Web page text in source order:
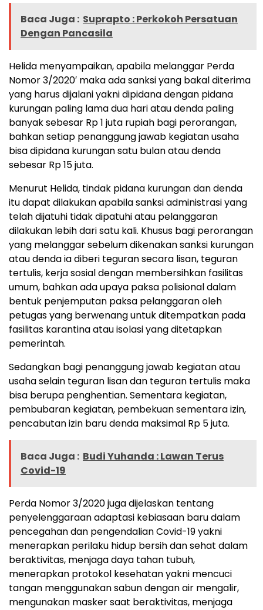
Baca Juga : Suprapto : Perkokoh Persatuan
Dengan Pancasila
Helida menyampaikan, apabila melanggar Perda
Nomor 3/2020′ maka ada sanksi yang bakal diterima
yang harus dijalani yakni dipidana dengan pidana
kurungan paling lama dua hari atau denda paling
banyak sebesar Rp 1 juta rupiah bagi perorangan,
bahkan setiap penanggung jawab kegiatan usaha
bisa dipidana kurungan satu bulan atau denda
sebesar Rp 15 juta.
Menurut Helida, tindak pidana kurungan dan denda
itu dapat dilakukan apabila sanksi administrasi yang
telah dijatuhi tidak dipatuhi atau pelanggaran
dilakukan lebih dari satu kali. Khusus bagi perorangan
yang melanggar sebelum dikenakan sanksi kurungan
atau denda ia diberi teguran secara lisan, teguran
tertulis, kerja sosial dengan membersihkan fasilitas
umum, bahkan ada upaya paksa polisional dalam
bentuk penjemputan paksa pelanggaran oleh
petugas yang berwenang untuk ditempatkan pada
fasilitas karantina atau isolasi yang ditetapkan
pemerintah.
Sedangkan bagi penanggung jawab kegiatan atau
usaha selain teguran lisan dan teguran tertulis maka
bisa berupa penghentian. Sementara kegiatan,
pembubaran kegiatan, pembekuan sementara izin,
pencabutan izin baru denda maksimal Rp 5 juta.
Baca Juga : Budi Yuhanda : Lawan Terus
Covid-19
Perda Nomor 3/2020 juga dijelaskan tentang
penyelenggaraan adaptasi kebiasaan baru dalam
pencegahan dan pengendalian Covid-19 yakni
menerapkan perilaku hidup bersih dan sehat dalam
beraktivitas, menjaga daya tahan tubuh,
menerapkan protokol kesehatan yakni mencuci
tangan menggunakan sabun dengan air mengalir,
mengunakan masker saat beraktivitas, menjaga